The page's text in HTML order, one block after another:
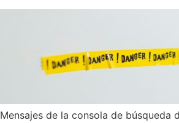
Mensajes de la consola de búsqueda